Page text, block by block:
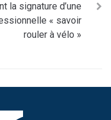
la signature d’une
« savoir
rouler à vélo »